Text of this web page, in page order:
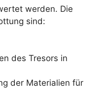
werden. Die
sind:
des Tresors in
der Materialien für